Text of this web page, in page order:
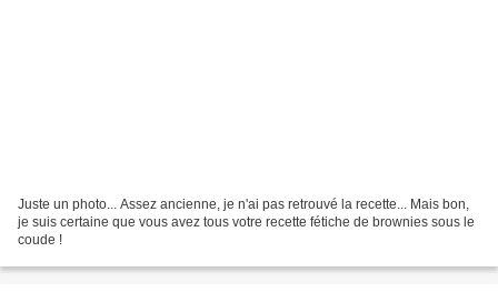
Juste un photo... Assez ancienne, je n'ai pas retrouvé la recette... Mais bon,
je suis certaine que vous avez tous votre recette fétiche de brownies sous le
coude !